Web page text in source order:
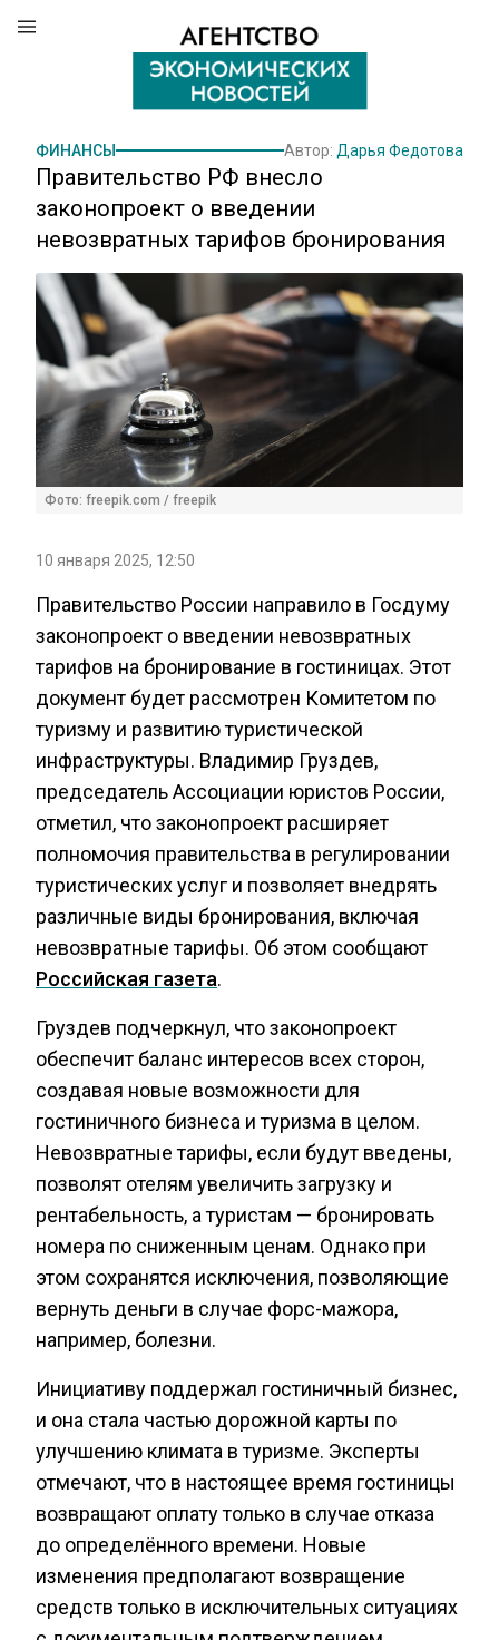
ФИНАНСЫ Автор: Дарья Федотова
Правительство РФ внесло
законопроект о введении
невозвратных тарифов бронирования
Фото: freepik.com / freepik
10 января 2025, 12:50
Правительство России направило в Госдуму
законопроект о введении невозвратных
тарифов на бронирование в гостиницах. Этот
документ будет рассмотрен Комитетом по
туризму и развитию туристической
инфраструктуры. Владимир Груздев,
председатель Ассоциации юристов России,
отметил, что законопроект расширяет
полномочия правительства в регулировании
туристических услуг и позволяет внедрять
различные виды бронирования, включая
невозвратные тарифы. Об этом сообщают
Российская газета.
Груздев подчеркнул, что законопроект
обеспечит баланс интересов всех сторон,
создавая новые возможности для
гостиничного бизнеса и туризма в целом.
Невозвратные тарифы, если будут введены,
позволят отелям увеличить загрузку и
рентабельность, а туристам — бронировать
номера по сниженным ценам. Однако при
этом сохранятся исключения, позволяющие
вернуть деньги в случае форс-мажора,
например, болезни.
Инициативу поддержал гостиничный бизнес,
и она стала частью дорожной карты по
улучшению климата в туризме. Эксперты
отмечают, что в настоящее время гостиницы
возвращают оплату только в случае отказа
до определённого времени. Новые
изменения предполагают возвращение
средств только в исключительных ситуациях